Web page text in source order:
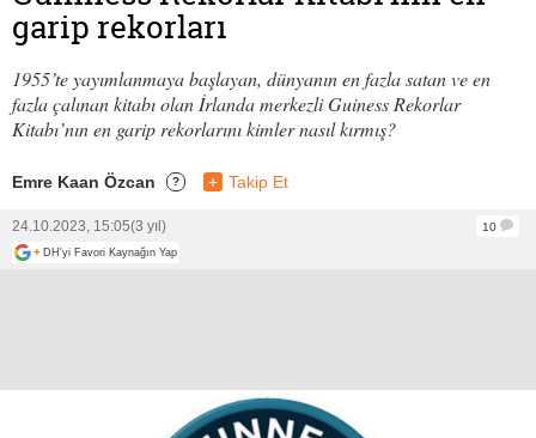
garip rekorları
1955’te yayımlanmaya başlayan, dünyanın en fazla satan ve en
fazla çalınan kitabı olan İrlanda merkezli Guiness Rekorlar
Kitabı’nın en garip rekorlarını kimler nasıl kırmış?
Emre Kaan Özcan ? + Takip Et
24.10.2023, 15:05(3 yıl)
10
+ DH'yi Favori Kaynağın Yap